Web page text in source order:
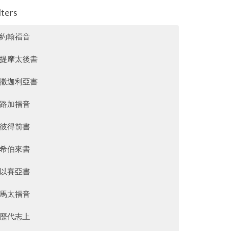
約翰福音
提摩太後書
撒迦利亞書
路加福音
彼得前書
希伯來書
以賽亞書
馬太福音
歷代志上